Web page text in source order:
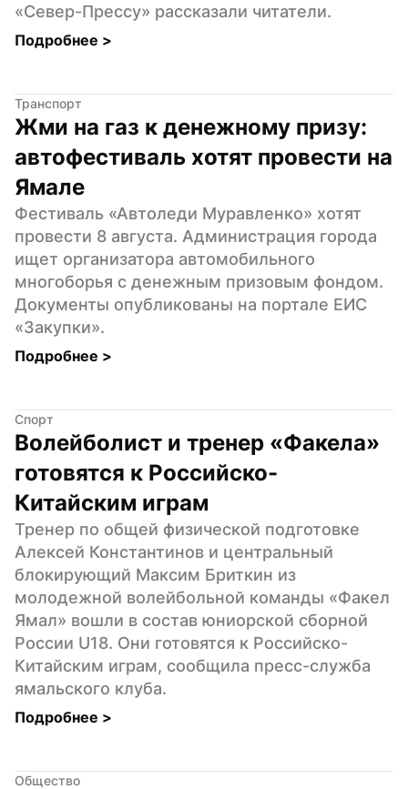
«Север-Прессу» рассказали читатели.
Подробнее >
Транспорт
Жми на газ к денежному призу:
автофестиваль хотят провести на
Ямале
Фестиваль «Автоледи Муравленко» хотят
провести 8 августа. Администрация города
ищет организатора автомобильного
многоборья с денежным призовым фондом.
Документы опубликованы на портале ЕИС
«Закупки».
Подробнее >
Спорт
Волейболист и тренер «Факела»
готовятся к Российско-
Китайским играм
Тренер по общей физической подготовке
Алексей Константинов и центральный
блокирующий Максим Бриткин из
молодежной волейбольной команды «Факел
Ямал» вошли в состав юниорской сборной
России U18. Они готовятся к Российско-
Китайским играм, сообщила пресс-служба
ямальского клуба.
Подробнее >
Общество